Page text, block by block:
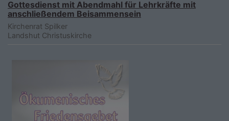
Gottesdienst mit Abendmahl für Lehrkräfte mit
anschließendem Beisammensein
Kirchenrat Spilker
Landshut Christuskirche